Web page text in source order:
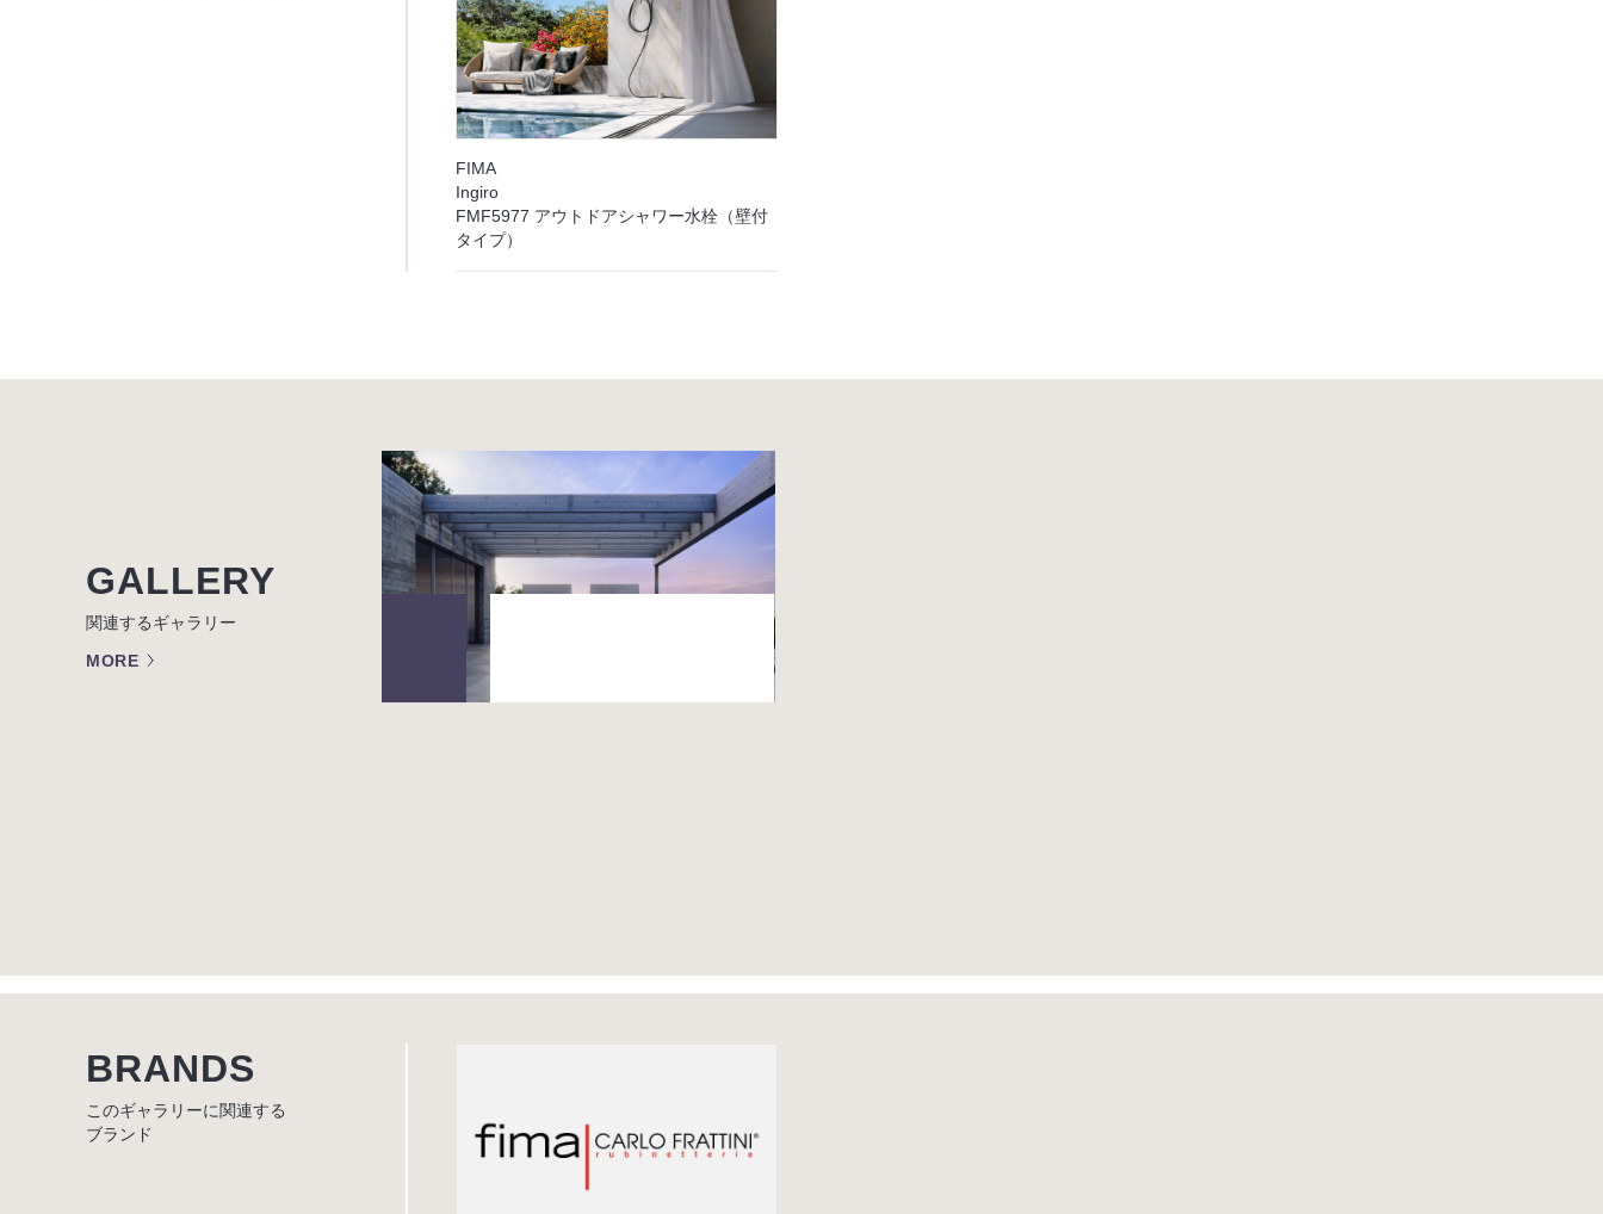
FIMA
Ingiro
FMF5977 アウトドアシャワー水栓（壁付
タイプ）
GALLERY
関連するギャラリー
MORE
BRANDS
このギャラリーに関連する
ブランド